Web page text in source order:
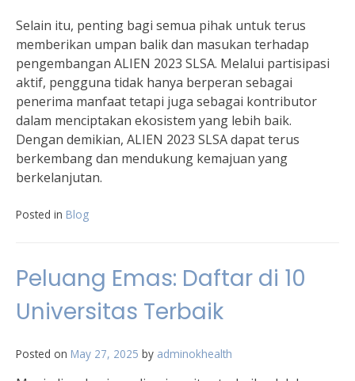
Selain itu, penting bagi semua pihak untuk terus
memberikan umpan balik dan masukan terhadap
pengembangan ALIEN 2023 SLSA. Melalui partisipasi
aktif, pengguna tidak hanya berperan sebagai
penerima manfaat tetapi juga sebagai kontributor
dalam menciptakan ekosistem yang lebih baik.
Dengan demikian, ALIEN 2023 SLSA dapat terus
berkembang dan mendukung kemajuan yang
berkelanjutan.
Posted in Blog
Peluang Emas: Daftar di 10
Universitas Terbaik
Posted on May 27, 2025 by adminokhealth